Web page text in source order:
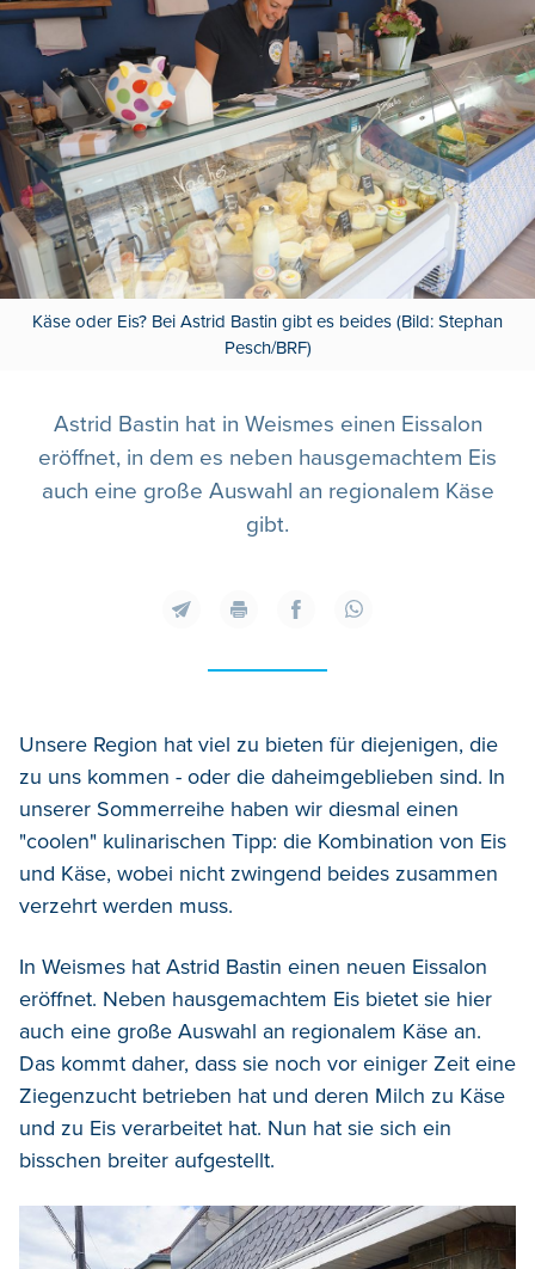
Käse oder Eis? Bei Astrid Bastin gibt es beides (Bild: Stephan
Pesch/BRF)
Astrid Bastin hat in Weismes einen Eissalon
eröffnet, in dem es neben hausgemachtem Eis
auch eine große Auswahl an regionalem Käse
gibt.
Unsere Region hat viel zu bieten für diejenigen, die
zu uns kommen - oder die daheimgeblieben sind. In
unserer Sommerreihe haben wir diesmal einen
"coolen" kulinarischen Tipp: die Kombination von Eis
und Käse, wobei nicht zwingend beides zusammen
verzehrt werden muss.
In Weismes hat Astrid Bastin einen neuen Eissalon
eröffnet. Neben hausgemachtem Eis bietet sie hier
auch eine große Auswahl an regionalem Käse an.
Das kommt daher, dass sie noch vor einiger Zeit eine
Ziegenzucht betrieben hat und deren Milch zu Käse
und zu Eis verarbeitet hat. Nun hat sie sich ein
bisschen breiter aufgestellt.